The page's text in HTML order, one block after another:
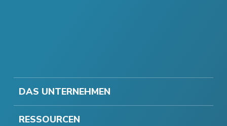
DAS UNTERNEHMEN
RESSOURCEN